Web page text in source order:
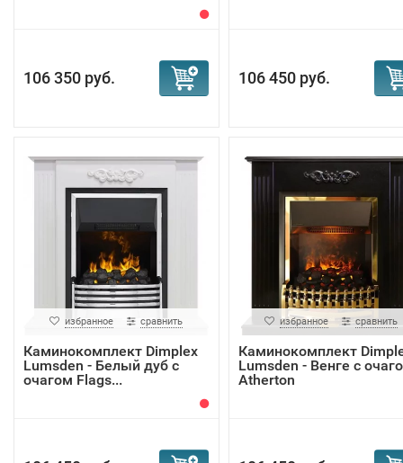
106 350 руб. 106 450 руб.
избранное сравнить
Каминокомплект Dimplex
Lumsden - Белый дуб с
очагом Flags...
избранное сравнить
Каминокомплект
Lumsden - Венге с
Atherton